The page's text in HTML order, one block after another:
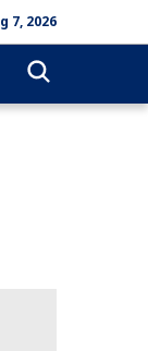
7, 2026